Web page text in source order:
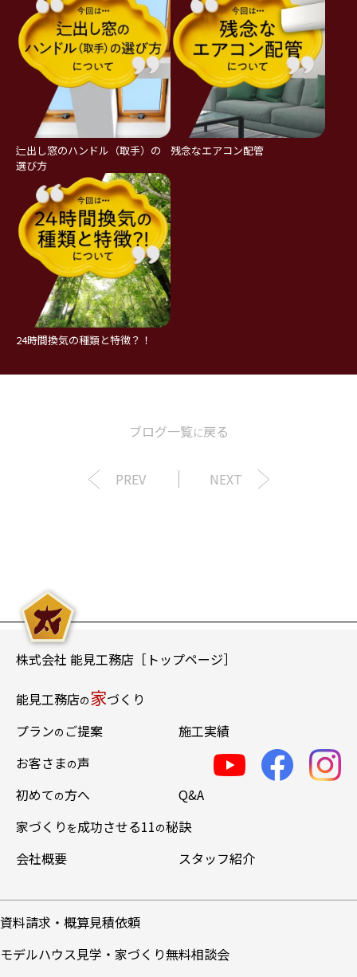
辷出し窓のハンドル（取手）の
選び方
残念なエアコン配管
24時間換気の種類と特徴？！
PREV
ブログ一覧に戻る
NEXT
株式会社 能見工務店［トップページ］
能見工務店の家づくり
プランの ご提案
施工実績
お客さまの声
初めての方へ
Q&A
家づくり を成功させる11の秘訣
会社概要
スタッフ紹介
資料請求・概算見積依頼
モデルハウス見学・家づくり無料相談会